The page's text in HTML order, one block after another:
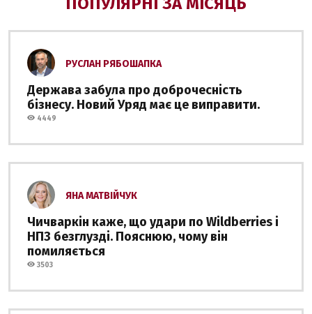
РУСЛАН РЯБОШАПКА
Держава забула про доброчесність
бізнесу. Новий Уряд має це виправити.
4449
ЯНА МАТВІЙЧУК
Чичваркін каже, що удари по Wildberries і
НПЗ безглузді. Пояснюю, чому він
помиляється
3503